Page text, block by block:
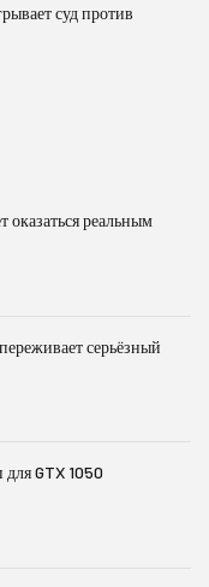
суд против
реальным
серьёзный
GTX 1050